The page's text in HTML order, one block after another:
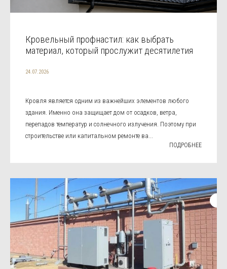
Кровельный профнастил: как выбрать
материал, который прослужит десятилетия
24.07.2026
Кровля является одним из важнейших элементов любого
здания. Именно она защищает дом от осадков, ветра,
перепадов температур и солнечного излучения. Поэтому при
строительстве или капитальном ремонте ва...
ПОДРОБНЕЕ